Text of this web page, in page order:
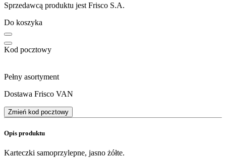
Sprzedawcą produktu jest Frisco S.A.
Do koszyka
Kod pocztowy
Pełny asortyment
Dostawa Frisco VAN
Zmień kod pocztowy
Opis produktu
Karteczki samoprzylepne, jasno żółte.